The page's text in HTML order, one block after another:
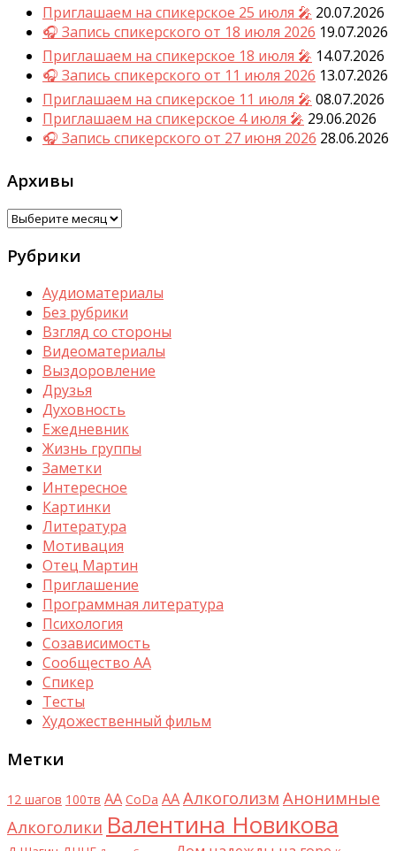
Приглашаем на спикерское 25 июля 🎤 20.07.2026
🎧 Запись спикерского от 18 июля 2026 19.07.2026
Приглашаем на спикерское 18 июля 🎤 14.07.2026
🎧 Запись спикерского от 11 июля 2026 13.07.2026
Приглашаем на спикерское 11 июля 🎤 08.07.2026
Приглашаем на спикерское 4 июля 🎤 29.06.2026
🎧 Запись спикерского от 27 июня 2026 28.06.2026
Архивы
Архивы
Рубрики
Аудиоматериалы
Без рубрики
Взгляд со стороны
Видеоматериалы
Выздоровление
Друзья
Духовность
Ежедневник
Жизнь группы
Заметки
Интересное
Картинки
Литература
Мотивация
Отец Мартин
Приглашение
Программная литература
Психология
Созависимость
Сообщество АА
Спикер
Тесты
Художественный фильм
Метки
12 шагов 100тв AA CoDa АААлкоголизм Анонимные
Алкоголики Валентина Новикова